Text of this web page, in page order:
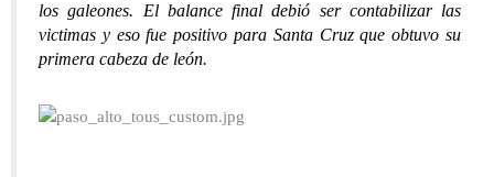
los galeones. El balance final debió ser contabilizar las
victimas y eso fue positivo para Santa Cruz que obtuvo su
primera cabeza de león.